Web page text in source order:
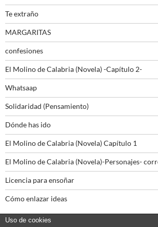
Te extraño
MARGARITAS
confesiones
El Molino de Calabria (Novela) -Capítulo 2-
Whatsaap
Solidaridad (Pensamiento)
Dónde has ido
El Molino de Calabria (Novela) Capítulo 1
El Molino de Calabria (Novela)-Personajes-
Licencia para ensoñar
Cómo enlazar ideas
Uso de cookies